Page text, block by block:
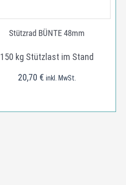
Stützrad BÜNTE 48mm
150 kg Stützlast im Stand
20,70 € inkl. MwSt.